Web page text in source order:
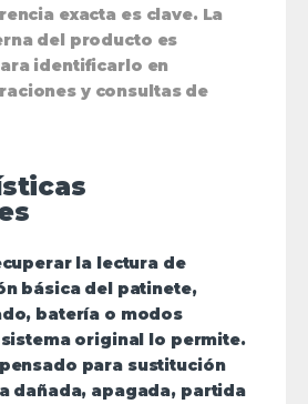
exacta es clave. La
del producto es
identificarlo en
y consultas de
la lectura de
básica del patinete,
batería o modos
original lo permite.
para sustitución
dañada, apagada, partida